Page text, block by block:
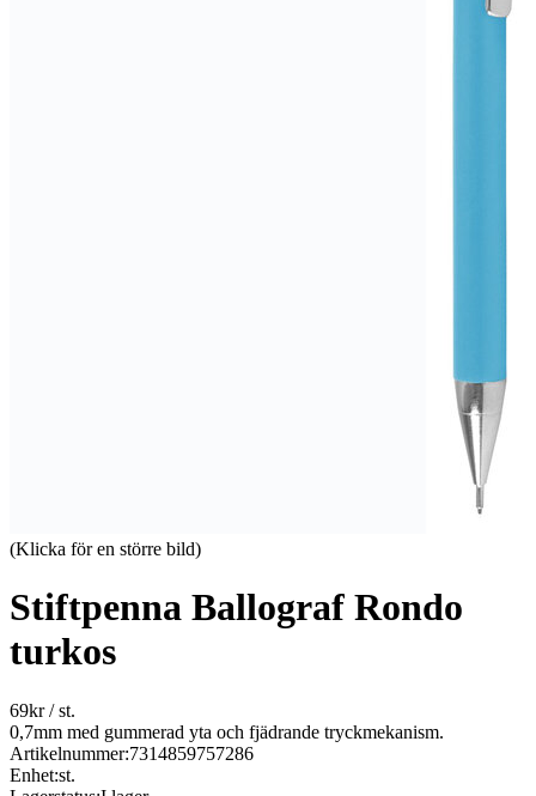
(Klicka för en större bild)
Stiftpenna Ballograf Rondo
turkos
69kr/ st.
0,7mm med gummerad yta och fjädrande tryckmekanism.
Artikelnummer:7314859757286
Enhet:st.